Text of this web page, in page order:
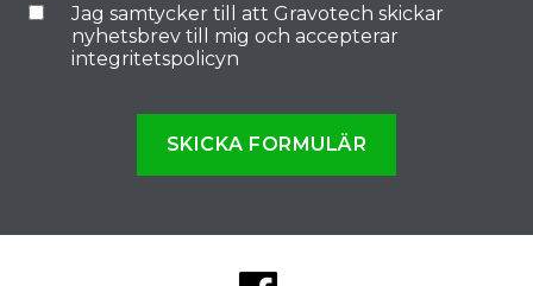
Jag samtycker till att Gravotech skickar
nyhetsbrev till mig och accepterar
integritetspolicyn
SKICKA FORMULÄR